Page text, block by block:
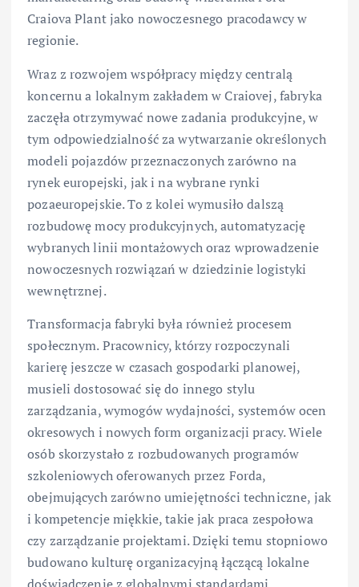
Craiova Plant jako nowoczesnego pracodawcy w
regionie.
Wraz z rozwojem współpracy między centralą
koncernu a lokalnym zakładem w Craiovej, fabryka
zaczęła otrzymywać nowe zadania produkcyjne, w
tym odpowiedzialność za wytwarzanie określonych
modeli pojazdów przeznaczonych zarówno na
rynek europejski, jak i na wybrane rynki
pozaeuropejskie. To z kolei wymusiło dalszą
rozbudowę mocy produkcyjnych, automatyzację
wybranych linii montażowych oraz wprowadzenie
nowoczesnych rozwiązań w dziedzinie logistyki
wewnętrznej.
Transformacja fabryki była również procesem
społecznym. Pracownicy, którzy rozpoczynali
karierę jeszcze w czasach gospodarki planowej,
musieli dostosować się do innego stylu
zarządzania, wymogów wydajności, systemów ocen
okresowych i nowych form organizacji pracy. Wiele
osób skorzystało z rozbudowanych programów
szkoleniowych oferowanych przez Forda,
obejmujących zarówno umiejętności techniczne, jak
i kompetencje miękkie, takie jak praca zespołowa
czy zarządzanie projektami. Dzięki temu stopniowo
budowano kulturę organizacyjną łączącą lokalne
doświadczenie z globalnymi standardami.